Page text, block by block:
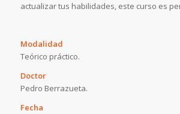
actualizar tus habilidades, este curso es
Modalidad
Teórico práctico.
Doctor
Pedro Berrazueta.
Fecha